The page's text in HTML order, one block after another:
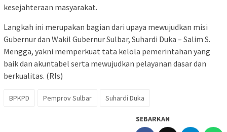
kesejahteraan masyarakat.
Langkah ini merupakan bagian dari upaya mewujudkan misi
Gubernur dan Wakil Gubernur Sulbar, Suhardi Duka – Salim S.
Mengga, yakni memperkuat tata kelola pemerintahan yang
baik dan akuntabel serta mewujudkan pelayanan dasar dan
berkualitas. (Rls)
BPKPD Pemprov Sulbar Suhardi Duka
SEBARKAN